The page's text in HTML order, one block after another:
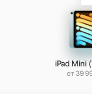
iPad Mini
от 39